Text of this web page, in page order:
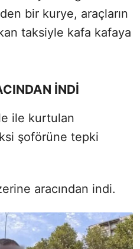
bir kurye, araçların
taksiyle kafa kafaya
İNDİ
ile kurtulan
şoförüne tepki
aracından indi.